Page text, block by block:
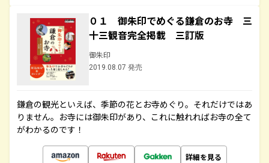
０１ 御朱印でめぐる鎌倉のお寺 三
十三観音完全掲載 三訂版
御朱印
2019.08.07 発売
鎌倉の観光といえば、季節の花とお寺めぐり。それだけではあ
りません。お寺には御朱印があり、これに触れればお寺の全て
がわかるのです！
詳細を見る